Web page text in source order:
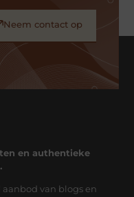
Neem contact op
en authentieke
van blogs en